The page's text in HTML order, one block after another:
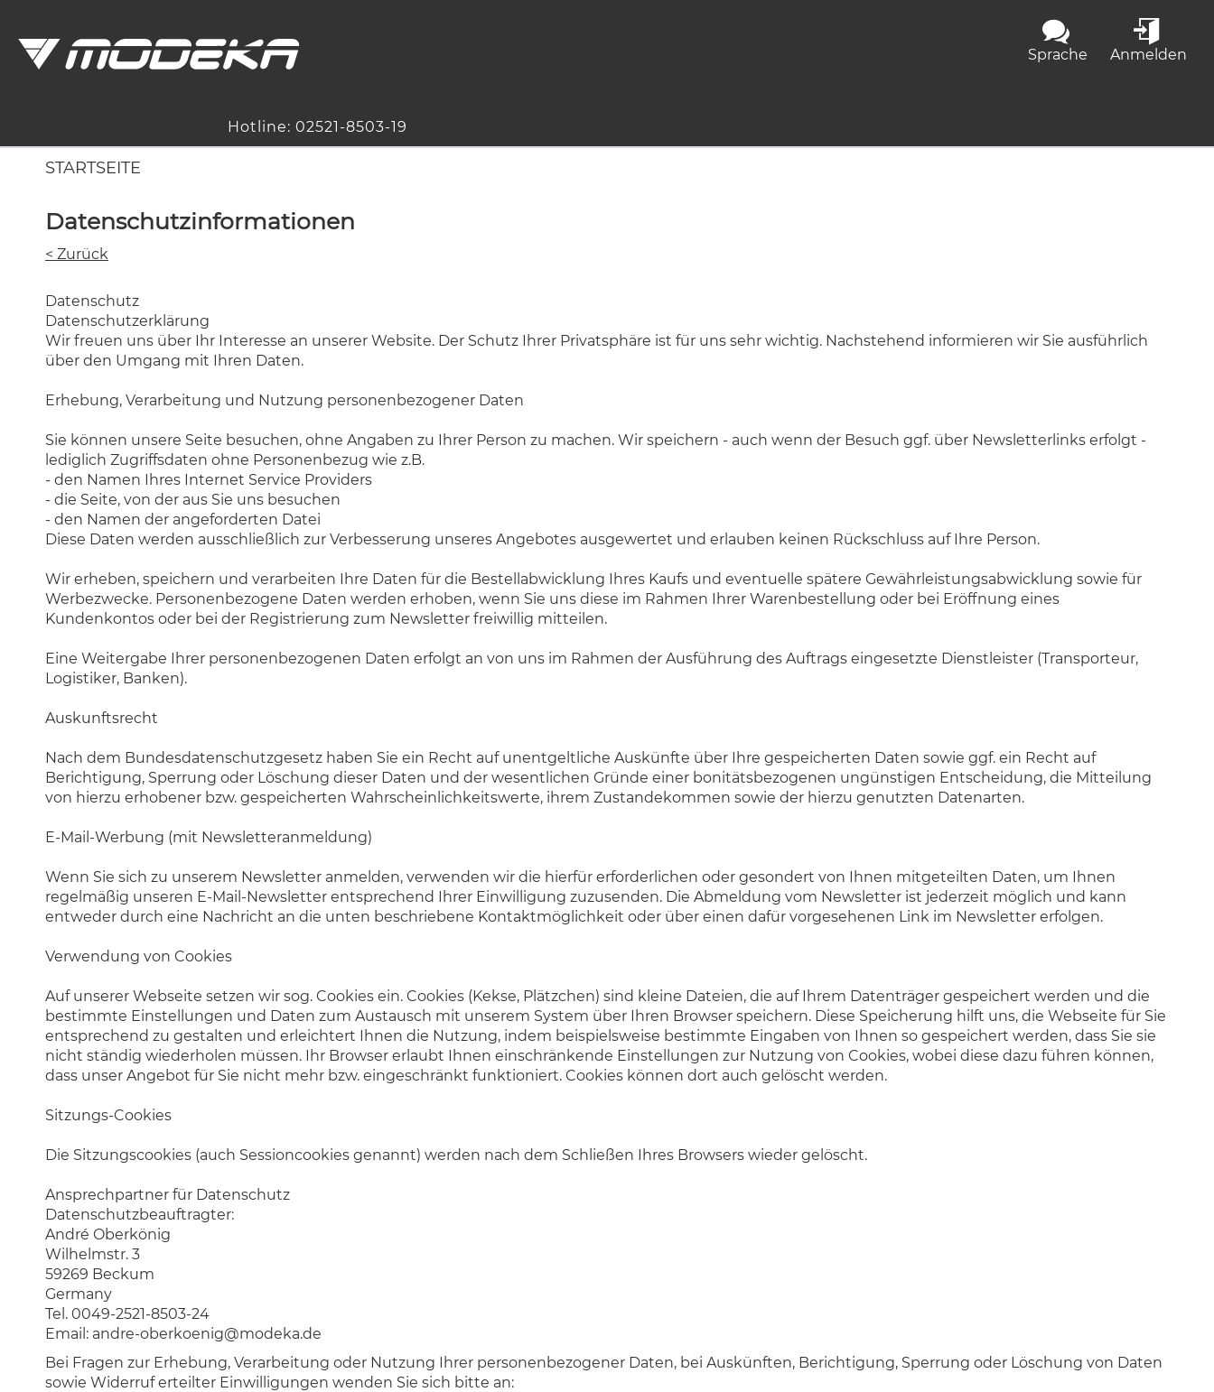
Sprache Anmelden
Hotline: 02521-8503-19
STARTSEITE
Datenschutzinformationen
< Zurück
Datenschutz
Datenschutzerklärung
Wir freuen uns über Ihr Interesse an unserer Website. Der Schutz Ihrer Privatsphäre ist für uns sehr wichtig. Nachstehend informieren wir Sie ausführlich
über den Umgang mit Ihren Daten.
Erhebung, Verarbeitung und Nutzung personenbezogener Daten
Sie können unsere Seite besuchen, ohne Angaben zu Ihrer Person zu machen. Wir speichern - auch wenn der Besuch ggf. über Newsletterlinks erfolgt -
lediglich Zugriffsdaten ohne Personenbezug wie z.B.
- den Namen Ihres Internet Service Providers
- die Seite, von der aus Sie uns besuchen
- den Namen der angeforderten Datei
Diese Daten werden ausschließlich zur Verbesserung unseres Angebotes ausgewertet und erlauben keinen Rückschluss auf Ihre Person.
Wir erheben, speichern und verarbeiten Ihre Daten für die Bestellabwicklung Ihres Kaufs und eventuelle spätere Gewährleistungsabwicklung sowie für
Werbezwecke. Personenbezogene Daten werden erhoben, wenn Sie uns diese im Rahmen Ihrer Warenbestellung oder bei Eröffnung eines
Kundenkontos oder bei der Registrierung zum Newsletter freiwillig mitteilen.
Eine Weitergabe Ihrer personenbezogenen Daten erfolgt an von uns im Rahmen der Ausführung des Auftrags eingesetzte Dienstleister (Transporteur,
Logistiker, Banken).
Auskunftsrecht
Nach dem Bundesdatenschutzgesetz haben Sie ein Recht auf unentgeltliche Auskünfte über Ihre gespeicherten Daten sowie ggf. ein Recht auf
Berichtigung, Sperrung oder Löschung dieser Daten und der wesentlichen Gründe einer bonitätsbezogenen ungünstigen Entscheidung, die Mitteilung
von hierzu erhobener bzw. gespeicherten Wahrscheinlichkeitswerte, ihrem Zustandekommen sowie der hierzu genutzten Datenarten.
E-Mail-Werbung (mit Newsletteranmeldung)
Wenn Sie sich zu unserem Newsletter anmelden, verwenden wir die hierfür erforderlichen oder gesondert von Ihnen mitgeteilten Daten, um Ihnen
regelmäßig unseren E-Mail-Newsletter entsprechend Ihrer Einwilligung zuzusenden. Die Abmeldung vom Newsletter ist jederzeit möglich und kann
entweder durch eine Nachricht an die unten beschriebene Kontaktmöglichkeit oder über einen dafür vorgesehenen Link im Newsletter erfolgen.
Verwendung von Cookies
Auf unserer Webseite setzen wir sog. Cookies ein. Cookies (Kekse, Plätzchen) sind kleine Dateien, die auf Ihrem Datenträger gespeichert werden und die
bestimmte Einstellungen und Daten zum Austausch mit unserem System über Ihren Browser speichern. Diese Speicherung hilft uns, die Webseite für Sie
entsprechend zu gestalten und erleichtert Ihnen die Nutzung, indem beispielsweise bestimmte Eingaben von Ihnen so gespeichert werden, dass Sie sie
nicht ständig wiederholen müssen. Ihr Browser erlaubt Ihnen einschränkende Einstellungen zur Nutzung von Cookies, wobei diese dazu führen können,
dass unser Angebot für Sie nicht mehr bzw. eingeschränkt funktioniert. Cookies können dort auch gelöscht werden.
Sitzungs-Cookies
Die Sitzungscookies (auch Sessioncookies genannt) werden nach dem Schließen Ihres Browsers wieder gelöscht.
Ansprechpartner für Datenschutz
Datenschutzbeauftragter:
André Oberkönig
Wilhelmstr. 3
59269 Beckum
Germany
Tel. 0049-2521-8503-24
Email: andre-oberkoenig@modeka.de
Bei Fragen zur Erhebung, Verarbeitung oder Nutzung Ihrer personenbezogener Daten, bei Auskünften, Berichtigung, Sperrung oder Löschung von Daten
sowie Widerruf erteilter Einwilligungen wenden Sie sich bitte an: